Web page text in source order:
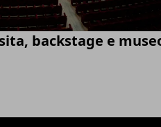
backstage e